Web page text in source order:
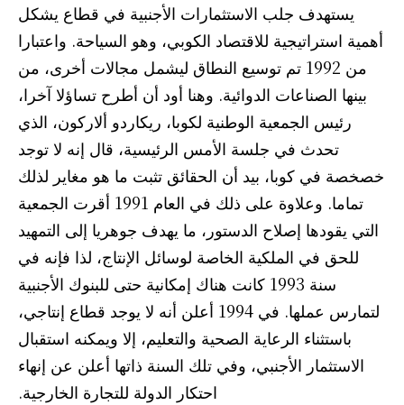
يستهدف جلب الاستثمارات الأجنبية في قطاع يشكل
أهمية استراتيجية للاقتصاد الكوبي، وهو السياحة. واعتبارا
من 1992 تم توسيع النطاق ليشمل مجالات أخرى، من
بينها الصناعات الدوائية. وهنا أود أن أطرح تساؤلا آخرا،
رئيس الجمعية الوطنية لكوبا، ريكاردو ألاركون، الذي
تحدث في جلسة الأمس الرئيسية، قال إنه لا توجد
خصخصة في كوبا، بيد أن الحقائق تثبت ما هو مغاير لذلك
تماما. وعلاوة على ذلك في العام 1991 أقرت الجمعية
التي يقودها إصلاح الدستور، ما يهدف جوهريا إلى التمهيد
للحق في الملكية الخاصة لوسائل الإنتاج، لذا فإنه في
سنة 1993 كانت هناك إمكانية حتى للبنوك الأجنبية
لتمارس عملها. في 1994 أعلن أنه لا يوجد قطاع إنتاجي،
باستثناء الرعاية الصحية والتعليم، إلا ويمكنه استقبال
الاستثمار الأجنبي، وفي تلك السنة ذاتها أعلن عن إنهاء
احتكار الدولة للتجارة الخارجية.